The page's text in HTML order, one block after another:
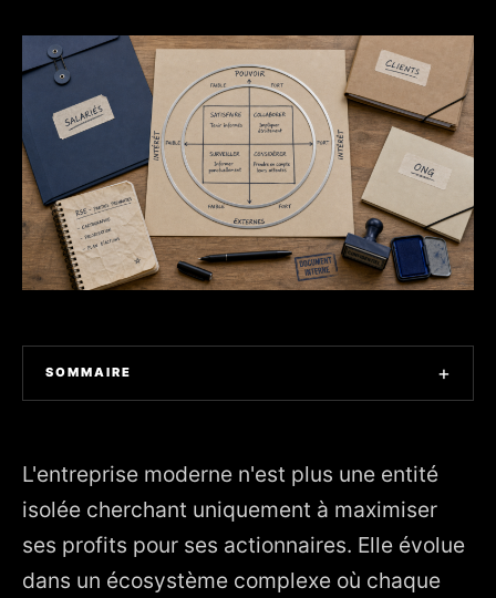
SOMMAIRE +
2. Les parties prenantes internes : le moteur de
l'organisation
3. Les parties prenantes externes : l'écosystème
d'influence
L'entreprise moderne n'est plus une entité
isolée cherchant uniquement à maximiser
ses profits pour ses actionnaires. Elle évolue
dans un écosystème complexe où chaque